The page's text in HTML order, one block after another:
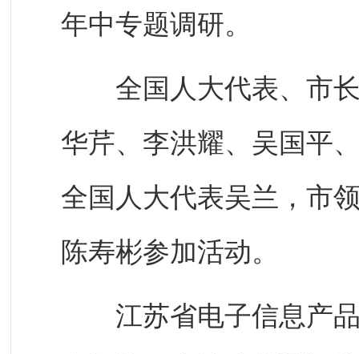
年中专题调研。
全国人大代表、市长
华芹、李洪耀、吴国平
全国人大代表吴兰，市
陈寿彬参加活动。
江苏省电子信息产品